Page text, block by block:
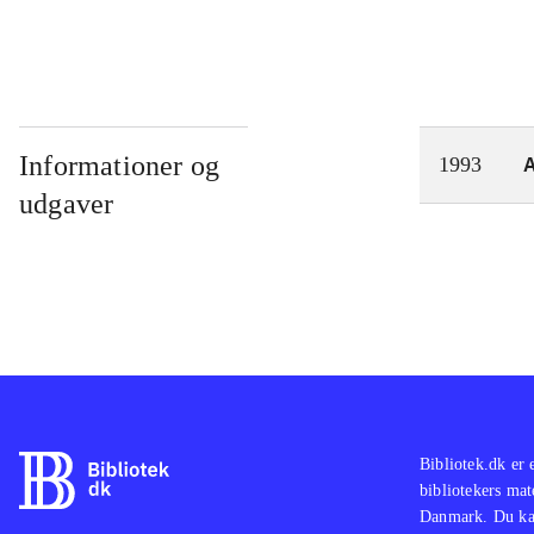
Informationer og
udgaver
1993
Bibliotek.dk er
bibliotekers
Danmark. Du